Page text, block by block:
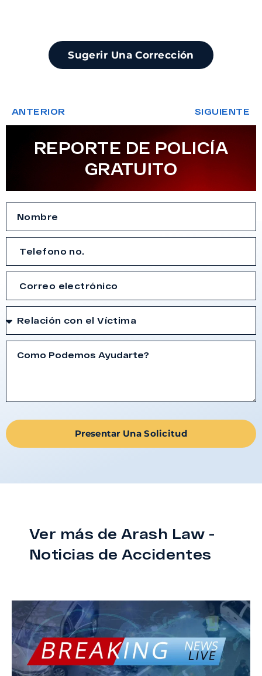
Sugerir Una Corrección
ANTERIOR SIGUIENTE
REPORTE DE POLICÍA
GRATUITO
Presentar Una Solicitud
Ver más de Arash Law -
Noticias de Accidentes